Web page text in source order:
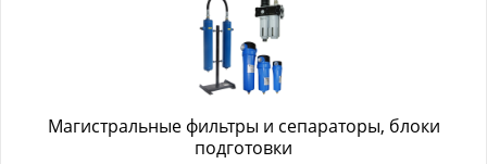
Магистральные фильтры и сепараторы, блоки
подготовки